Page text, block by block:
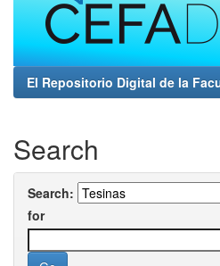
El Repositorio Digital de la
Search
Search:
for